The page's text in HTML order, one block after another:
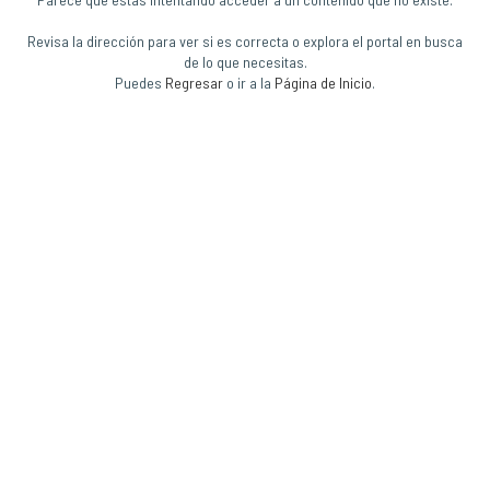
Revisa la dirección para ver si es correcta o explora el portal en busca
de lo que necesitas.
Puedes Regresar o ir a la Página de Inicio.